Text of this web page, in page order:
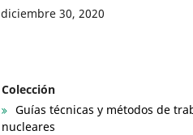
diciembre 30, 2020
Colección
Guías técnicas y métodos de
nucleares